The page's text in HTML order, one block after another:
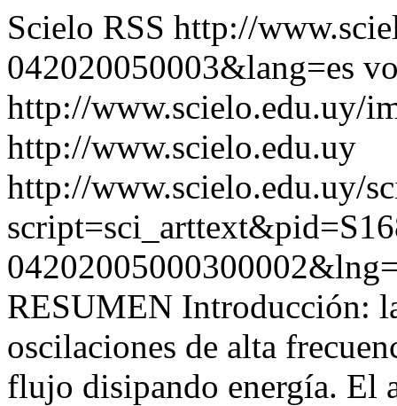
Scielo RSS http://
042020050003&lang=es
http://www.scielo.edu.uy/
http://www.scielo.edu.uy
http://www.scielo.edu.uy/
RESUMEN Introducción:
oscilaciones de alta
flujo disipando energía. El